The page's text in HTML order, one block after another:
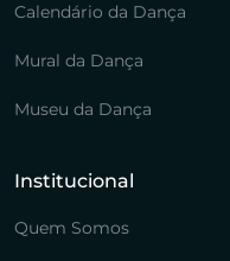
Calendário da Dança
Mural da Dança
Museu da Dança
Institucional
Quem Somos